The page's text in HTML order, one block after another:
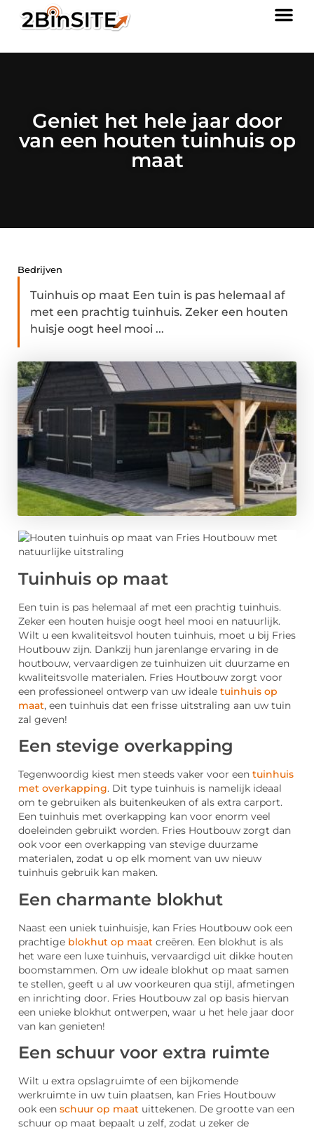
Geniet het hele jaar door
van een houten tuinhuis op
maat
Bedrijven
Tuinhuis op maat Een tuin is pas helemaal af
met een prachtig tuinhuis. Zeker een houten
huisje oogt heel mooi ...
Tuinhuis op maat
Een tuin is pas helemaal af met een prachtig tuinhuis.
Zeker een houten huisje oogt heel mooi en natuurlijk.
Wilt u een kwaliteitsvol houten tuinhuis, moet u bij Fries
Houtbouw zijn. Dankzij hun jarenlange ervaring in de
houtbouw, vervaardigen ze tuinhuizen uit duurzame en
kwaliteitsvolle materialen. Fries Houtbouw zorgt voor
een professioneel ontwerp van uw ideale tuinhuis op
maat, een tuinhuis dat een frisse uitstraling aan uw tuin
zal geven!
Een stevige overkapping
Tegenwoordig kiest men steeds vaker voor een tuinhuis
met overkapping. Dit type tuinhuis is namelijk ideaal
om te gebruiken als buitenkeuken of als extra carport.
Een tuinhuis met overkapping kan voor enorm veel
doeleinden gebruikt worden. Fries Houtbouw zorgt dan
ook voor een overkapping van stevige duurzame
materialen, zodat u op elk moment van uw nieuw
tuinhuis gebruik kan maken.
Een charmante blokhut
Naast een uniek tuinhuisje, kan Fries Houtbouw ook een
prachtige blokhut op maat creëren. Een blokhut is als
het ware een luxe tuinhuis, vervaardigd uit dikke houten
boomstammen. Om uw ideale blokhut op maat samen
te stellen, geeft u al uw voorkeuren qua stijl, afmetingen
en inrichting door. Fries Houtbouw zal op basis hiervan
een unieke blokhut ontwerpen, waar u het hele jaar door
van kan genieten!
Een schuur voor extra ruimte
Wilt u extra opslagruimte of een bijkomende
werkruimte in uw tuin plaatsen, kan Fries Houtbouw
ook een schuur op maat uittekenen. De grootte van een
schuur op maat bepaalt u zelf, zodat u zeker de